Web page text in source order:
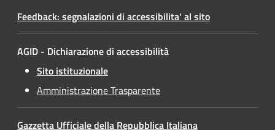
Feedback: segnalazioni di accessibilita' al sito
AGID - Dichiarazione di accessibilità
Sito istituzionale
Amministrazione Trasparente
Gazzetta Ufficiale della Repubblica Italiana